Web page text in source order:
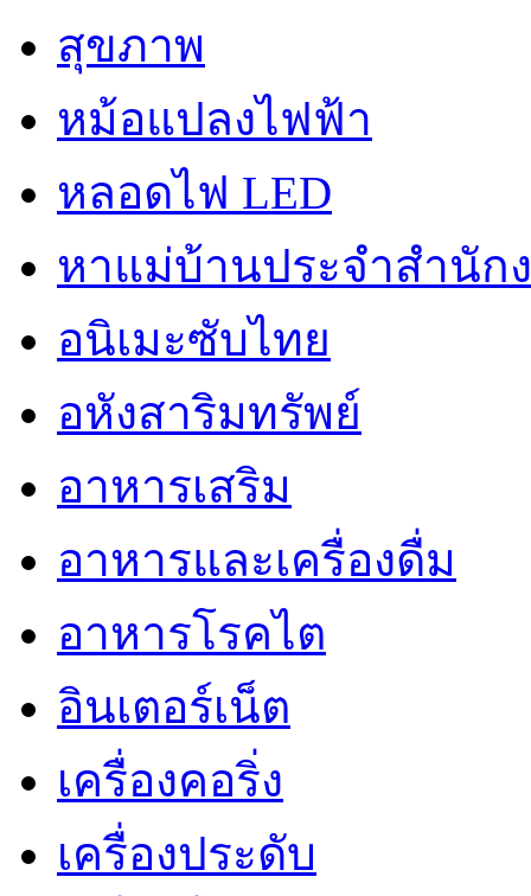
สุขภาพ
หม้อแปลงไฟฟ้า
หลอดไฟ LED
หาแม่บ้านประจำสำนัก
อนิเมะซับไทย
อหังสาริมทรัพย์
อาหารเสริม
อาหารและเครื่องดื่ม
อาหารโรคไต
อินเตอร์เน็ต
เครื่องคอริ่ง
เครื่องประดับ